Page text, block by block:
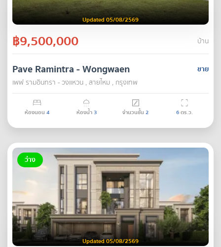
Updated 05/08/2569
฿9,500,000 บ้าน
ขาย
Pave Ramintra - Wongwaen
เพฟ รามอินทรา - วงแหวน , สายไหม , กรุงเทพ
ห้องนอน 4 ห้องน้ำ3 จำนวนชั้น 2 6ตร.ว.
ว่าง
Updated 05/08/2569